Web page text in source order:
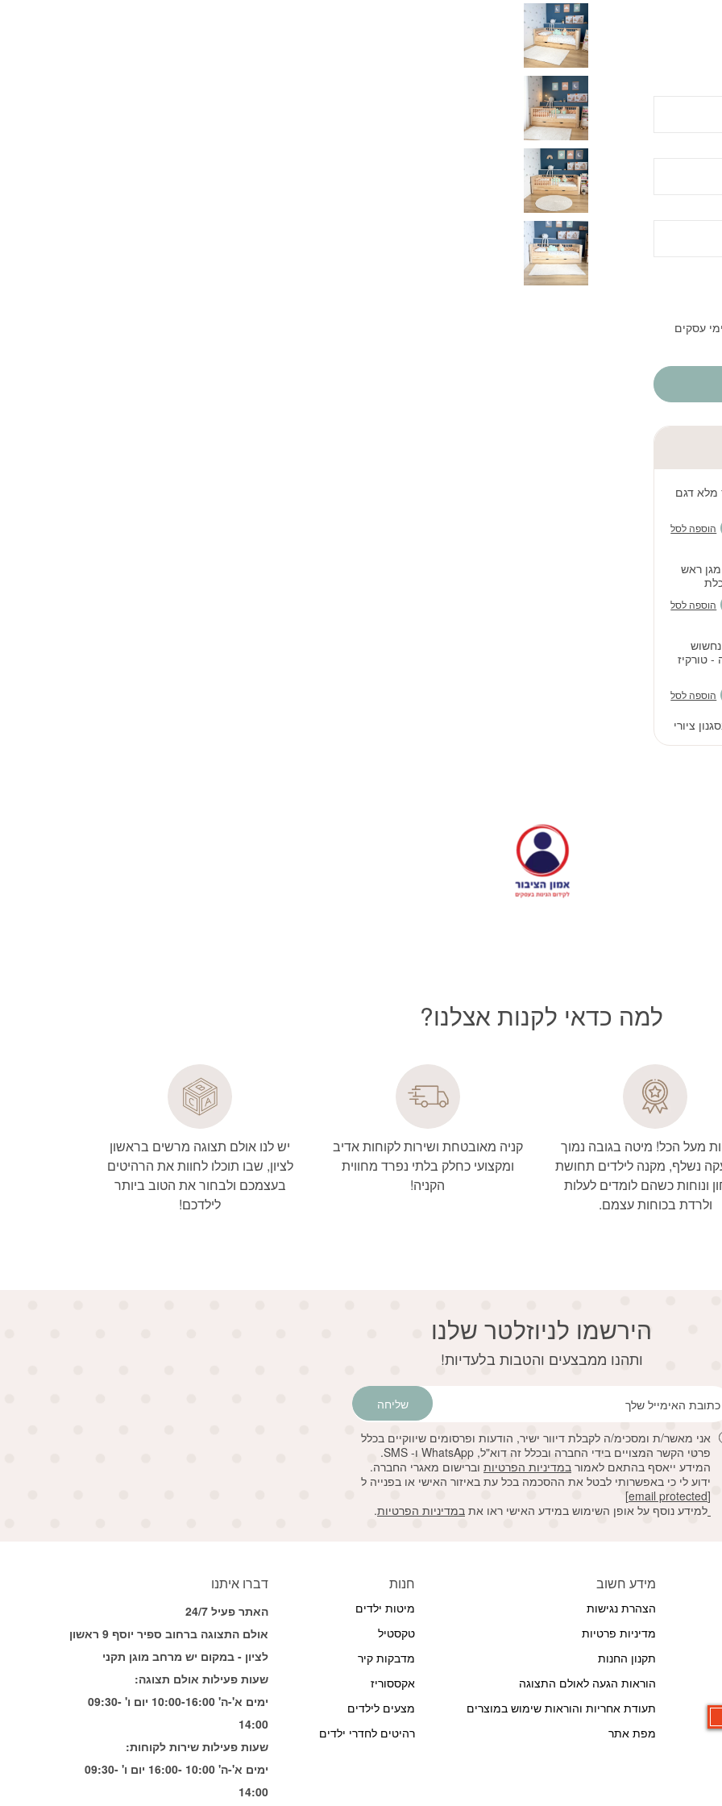
מלא דגם
הוספה לסל
ראש
הוספה לסל
טורקיז
הוספה לסל
ציורי
למה כדאי לקנות אצלנו?
מעל הכל! מיטה בגובה נמוך
נשלף, מקנה לילדים תחושת
ונוחות כשהם לומדים לעלות
ולרדת בכוחות עצמם.
קניה מאובטחת ושירות לקוחות אדיב
ומקצועי כחלק בלתי נפרד מחווית
הקניה!
יש לנו אולם תצוגה מרשים בראשון
לציון, שבו תוכלו לחוות את הרהיטים
בעצמכם ולבחור את הטוב ביותר
לילדכם!
הירשמו לניוזלטר שלנו
ותהנו ממבצעים והטבות בלעדיות!
דוא׳׳ל
שליחה
אני מאשר/ת ומסכימ/ה לקבלת דיוור ישיר, הודעות ופרסומים שיווקיים בכלל
פרטי הקשר המצויים בידי החברה ובכלל זה דוא"ל, WhatsApp ו- SMS.
המידע ייאסף בהתאם לאמור במדיניות הפרטיות וברישום מאגרי החברה.
ידוע לי כי באפשרותי לבטל את ההסכמה בכל עת באיזור האישי או בפנייה ל
[email protected]
למידע נוסף על אופן השימוש במידע האישי ראו את במדיניות הפרטיות.
מידע חשוב
הצהרת נגישות
מדיניות פרטיות
תקנון החנות
הוראות הגעה לאולם התצוגה
תעודת אחריות והוראות שימוש במוצרים
מפת אתר
חנות
מיטות ילדים
טקסטיל
מדבקות קיר
אקססוריז
מצעים לילדים
רהיטים לחדרי ילדים
דברו איתנו
האתר פעיל 24/7
אולם התצוגה ברחוב ספיר יוסף 9 ראשון
לציון - במקום יש מרחב מוגן תקני
שעות פעילות אולם תצוגה:
ימים א'-ה' 10:00-16:00 יום ו' 09:30-
14:00
שעות פעילות שירות לקוחות:
ימים א'-ה' 10:00 -16:00 יום ו' 09:30-
14:00